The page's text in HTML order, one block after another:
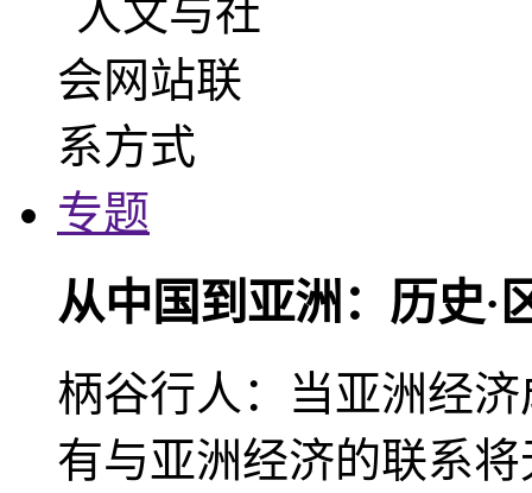
专题
从中国到亚洲：历史·
柄谷行人：当亚洲经
有与亚洲经济的联系